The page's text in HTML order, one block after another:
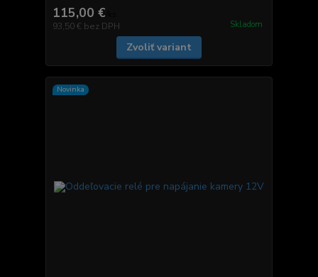
115,00 €
93,50 € bez DPH Skladom
Zvoliť variant
Novinka